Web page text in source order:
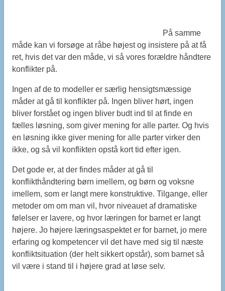
På samme
måde kan vi forsøge at råbe højest og insistere på at få
ret, hvis det var den måde, vi så vores forældre håndtere
konflikter på.
Ingen af de to modeller er særlig hensigtsmæssige
måder at gå til konflikter på. Ingen bliver hørt, ingen
bliver forstået og ingen bliver budt ind til at finde en
fælles løsning, som giver mening for alle parter. Og hvis
en løsning ikke giver mening for alle parter virker den
ikke, og så vil konflikten opstå kort tid efter igen.
Det gode er, at der findes måder at gå til
konflikthåndtering børn imellem, og børn og voksne
imellem, som er langt mere konstruktive. Tilgange, eller
metoder om om man vil, hvor niveauet af dramatiske
følelser er lavere, og hvor læringen for barnet er langt
højere. Jo højere læringsaspektet er for barnet, jo mere
erfaring og kompetencer vil det have med sig til næste
konfliktsituation (der helt sikkert opstår), som barnet så
vil være i stand til i højere grad at løse selv.